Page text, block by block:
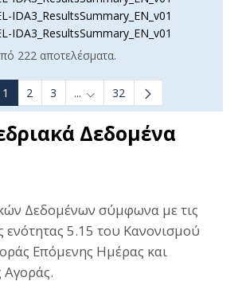
IDA3_ResultsSummary_EN_v01
IDA3_ResultsSummary_EN_v01
222 αποτελέσματα.
1 2 3 ... Ενδιάμεσες σελίδες Use
32
Δεδομένα
Δεδομένων σύμφωνα με τις
ενότητας 5.15 του Κανονισμού
Επόμενης Ημέρας και
Αγοράς.